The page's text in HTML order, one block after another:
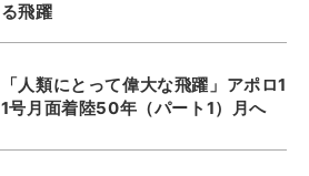
る飛躍
「人類にとって偉大な飛躍」アポロ1
1号月面着陸50年（パート1）月へ